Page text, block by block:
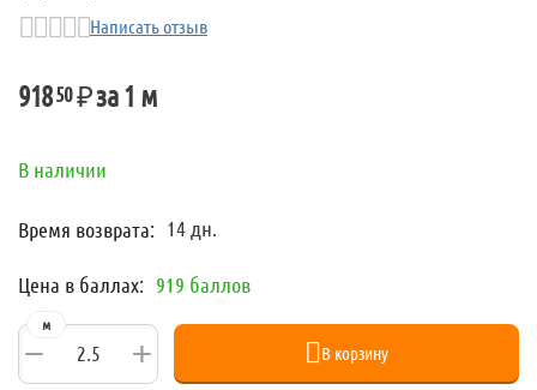
Написать отзыв
91850₽за 1 м
В наличии
Время возврата: 14 дн.
Цена в баллах: 919 баллов
+
−
м
В корзину